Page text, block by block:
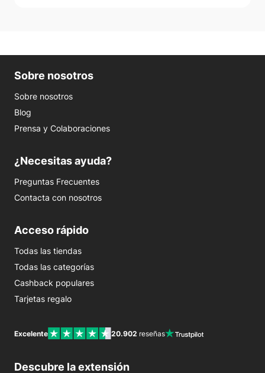
Sobre nosotros
Sobre nosotros
Blog
Prensa y Colaboraciones
¿Necesitas ayuda?
Preguntas Frecuentes
Contacta con nosotros
Acceso rápido
Todas las tiendas
Todas las categorías
Cashback populares
Tarjetas regalo
Excelente 20.902 reseñas
Descubre la extensión